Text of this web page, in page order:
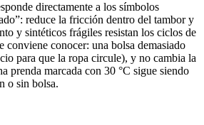
directamente a los símbolos
reduce la fricción dentro del tambor y
y sintéticos frágiles resistan los ciclos de
conviene conocer: una bolsa demasiado
para que la ropa circule), y no cambia la
prenda marcada con 30 °C sigue siendo
o sin bolsa.